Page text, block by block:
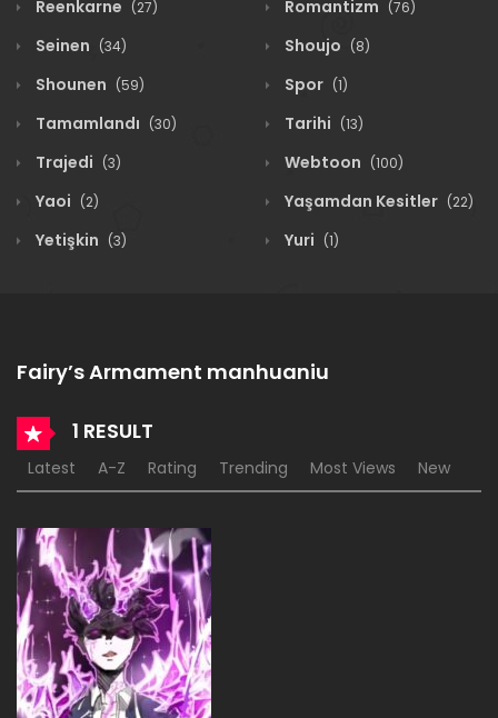
Reenkarne (27) Romantizm (76)
Seinen (34) Shoujo (8)
Shounen (59) Spor (1)
Tamamlandı (30) Tarihi (13)
Trajedi (3) Webtoon (100)
Yaoi (2) Yaşamdan Kesitler (22)
Yetişkin (3) Yuri (1)
Fairy’s Armament manhuaniu
1 RESULT
Latest A-Z Rating Trending Most Views New